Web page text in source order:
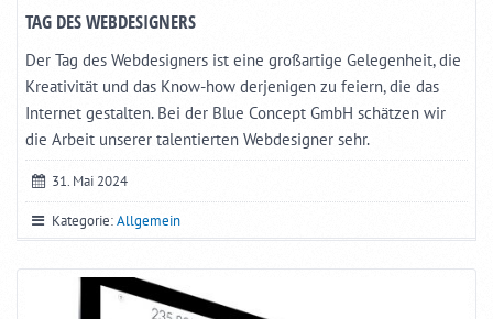
TAG DES WEBDESIGNERS
Der Tag des Webdesigners ist eine großartige Gelegenheit, die
Kreativität und das Know-how derjenigen zu feiern, die das
Internet gestalten. Bei der Blue Concept GmbH schätzen wir
die Arbeit unserer talentierten Webdesigner sehr.
31. Mai 2024
Kategorie:Allgemein